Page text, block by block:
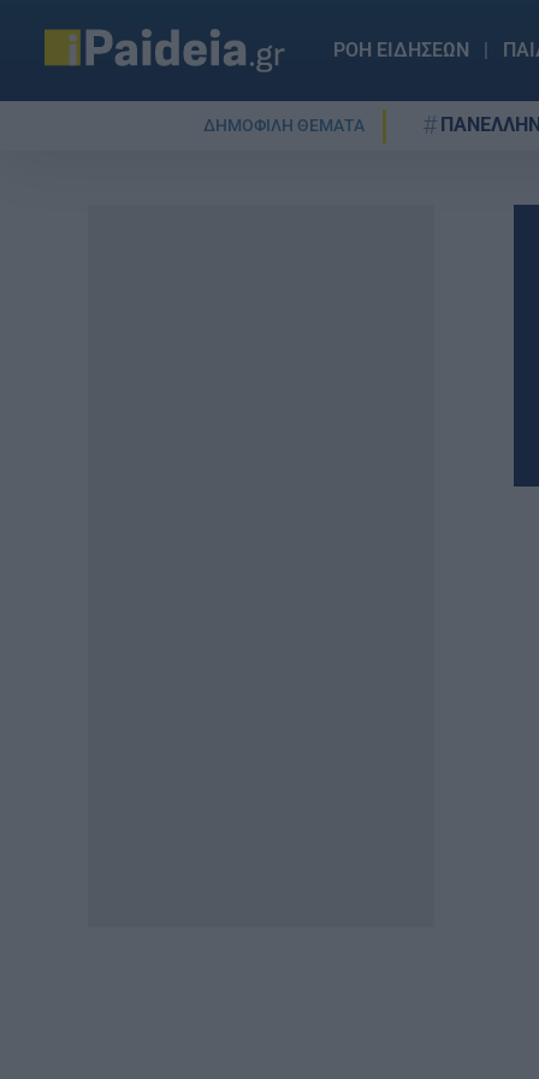
ΡΟΗ ΕΙΔΗΣΕΩΝ
ΔΗΜΟΦΙΛΗ ΘΕΜΑΤΑ